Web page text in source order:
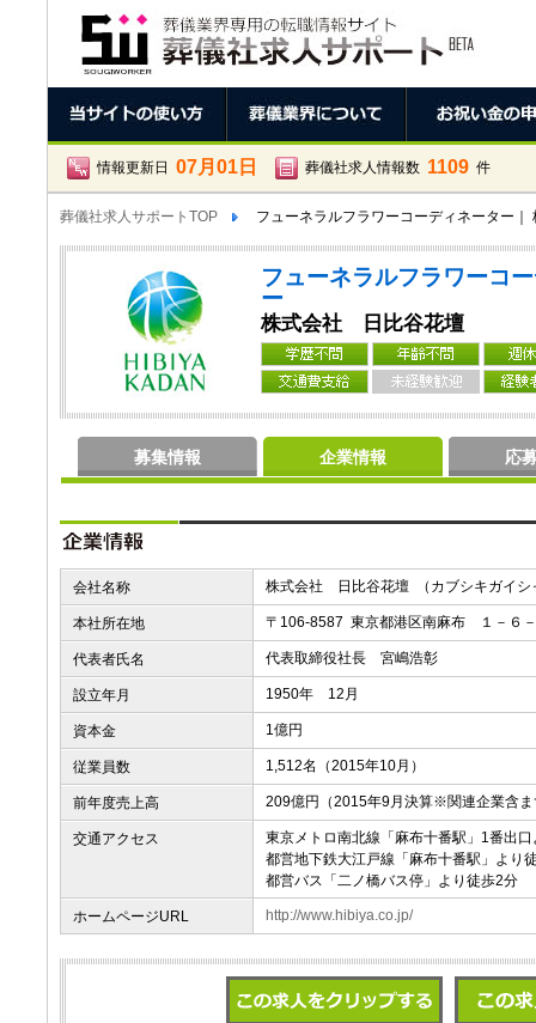
情報更新日 07月01日 葬儀社求人情報数 1109 件
葬儀社求人サポートTOP フューネラルフラワーコーディネーター
フューネラルフラワーコ
ー
株式会社 日比谷花壇
募集情報 企業情報 応
会社名称 株式会社 日比谷花壇 （カブシキガイ
本社所在地 〒106-8587 東京都港区南麻布 １－６
代表者氏名 代表取締役社長 宮嶋浩彰
設立年月 1950年 12月
資本金 1億円
従業員数 1,512名（2015年10月）
前年度売上高 209億円（2015年9月決算※関連企業含
交通アクセス
東京メトロ南北線「麻布十番駅」1番出
都営地下鉄大江戸線「麻布十番駅」より
都営バス「二ノ橋バス停」より徒歩2分
ホームページURL http://www.hibiya.co.jp/